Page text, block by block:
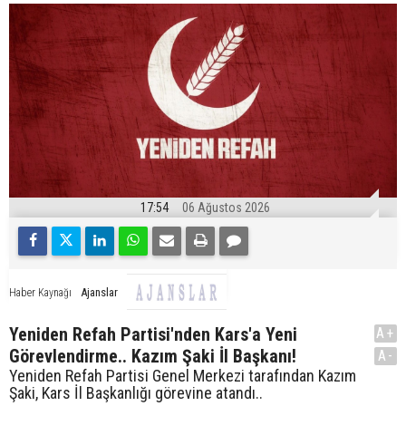
17:54 06 Ağustos 2026
Haber Kaynağı Ajanslar
Yeniden Refah Partisi'nden Kars'a Yeni
Görevlendirme.. Kazım Şaki İl Başkanı!
Yeniden Refah Partisi Genel Merkezi tarafından Kazım
Şaki, Kars İl Başkanlığı görevine atandı..
A+
A-